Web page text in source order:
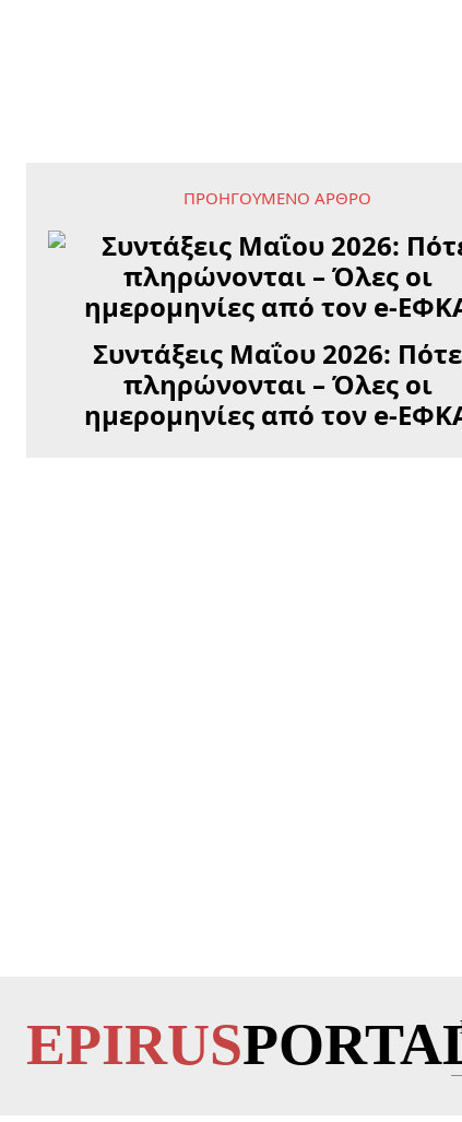
ΠΡΟΗΓΟΎΜΕΝΟ ΆΡΘΡΟ
Συντάξεις Μαΐου 2026: Πότε
πληρώνονται – Όλες οι
ημερομηνίες από τον e-
EPIRUS